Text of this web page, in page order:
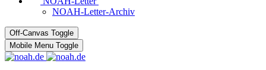
NOAH-Letter-Archiv
Off-Canvas Toggle
Mobile Menu Toggle